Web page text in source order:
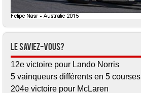
Le saviez-vous?
12e victoire pour Lando Norris
5 vainqueurs différents en 5 courses
204e victoire pour McLaren